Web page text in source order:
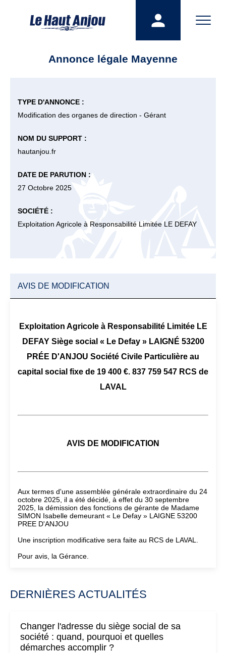
Annonce légale Mayenne
TYPE D'ANNONCE :
Modification des organes de direction - Gérant
NOM DU SUPPORT :
hautanjou.fr
DATE DE PARUTION :
27 Octobre 2025
SOCIÉTÉ :
Exploitation Agricole à Responsabilité Limitée LE DEFAY
AVIS DE MODIFICATION
Exploitation Agricole à Responsabilité Limitée LE
DEFAY Siège social « Le Defay » LAIGNÉ 53200
PRÉE D'ANJOU Société Civile Particulière au
capital social fixe de 19 400 €. 837 759 547 RCS de
LAVAL
AVIS DE MODIFICATION
Aux termes d'une assemblée générale extraordinaire du 24
octobre 2025, il a été décidé, à effet du 30 septembre
2025, la démission des fonctions de gérante de Madame
SIMON Isabelle demeurant « Le Defay » LAIGNE 53200
PREE D'ANJOU
Une inscription modificative sera faite au RCS de LAVAL.
Pour avis, la Gérance.
DERNIÈRES ACTUALITÉS
Changer l'adresse du siège social de sa
société : quand, pourquoi et quelles
démarches accomplir ?